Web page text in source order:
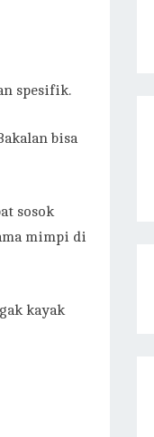
spesifik.
bisa
sosok
mimpi di
kayak